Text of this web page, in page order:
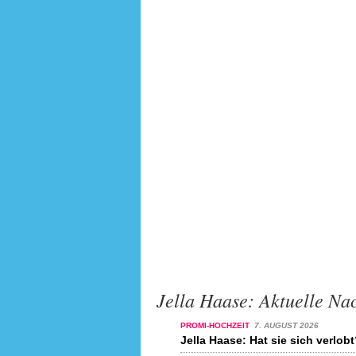
Jella Haase: Aktuelle
PROMI-HOCHZEIT 7. AUGUST 2026
Jella Haase: Hat sie sich